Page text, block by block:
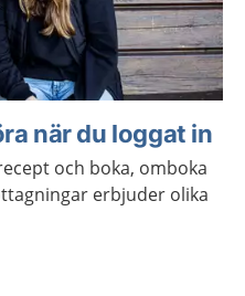
när du loggat in
och boka, omboka
erbjuder olika